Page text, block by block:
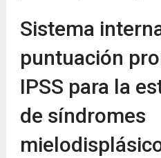
Sistema
puntuación
IPSS para la
de síndromes